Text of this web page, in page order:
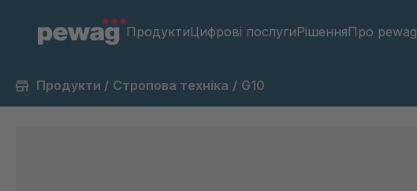
ПродуктиЦифрові послугиРішенняПро pewag
Продукти / Стропова техніка / G10